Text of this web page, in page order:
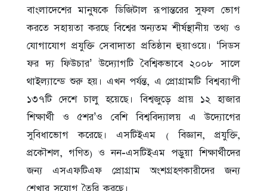
বাংলাদেশের মানুষকে ডিজিটাল রূপান্তরের সুফল ভোগ
করতে সহায়তা করছে বিশ্বের অন্যতম শীর্ষস্থানীয় তথ্য ও
যোগাযোগ প্রযুক্তি সেবাদাতা প্রতিষ্ঠান হুয়াওয়ে। ‘সিডস
ফর দ্য ফিউচার’ উদ্যোগটি বৈশ্বিকভাবে ২০০৮ সালে
থাইল্যান্ডে শুরু হয়। এখন পর্যন্ত, এ প্রোগ্রামটি বিশ্বব্যাপী
১৩৭টি দেশে চালু হয়েছে। বিশ্বজুড়ে প্রায় ১২ হাজার
শিক্ষার্থী ও ৫শর’ও বেশি বিশ্ববিদ্যালয় এ উদ্যোগের
সুবিধাভোগ করেছে। এসটিইএম ( বিজ্ঞান, প্রযুক্তি,
প্রকৌশল, গণিত) ও নন-এসটিইএম পড়ুয়া শিক্ষার্থীদের
জন্য এসএফটিএফ প্রোগ্রাম অংশগ্রহণকারীদের জন্য